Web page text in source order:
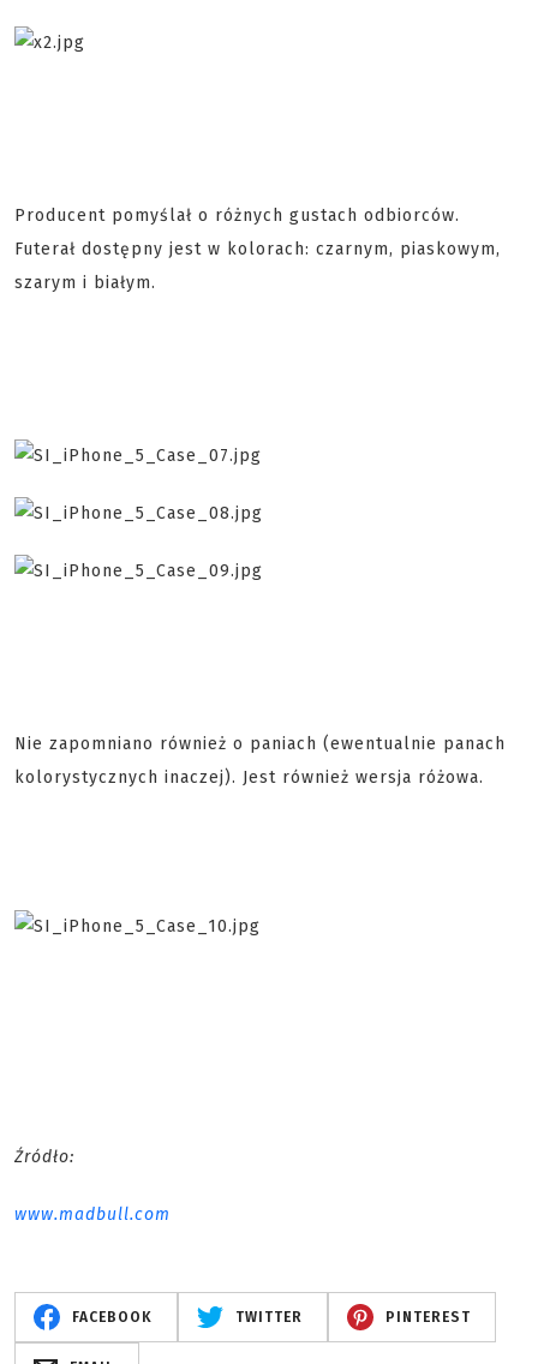
Producent pomyślał o różnych gustach odbiorców.
Futerał dostępny jest w kolorach: czarnym, piaskowym,
szarym i białym.
Nie zapomniano również o paniach (ewentualnie panach
kolorystycznych inaczej). Jest również wersja różowa.
Źródło:
www.madbull.com
FACEBOOK TWITTER PINTEREST